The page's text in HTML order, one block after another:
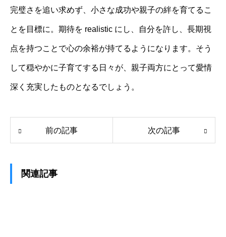
完璧さを追い求めず、小さな成功や親子の絆を育てるこ
とを目標に。期待を realistic にし、自分を許し、長期視
点を持つことで心の余裕が持てるようになります。そう
して穏やかに子育てする日々が、親子両方にとって愛情
深く充実したものとなるでしょう。
前の記事 次の記事
関連記事